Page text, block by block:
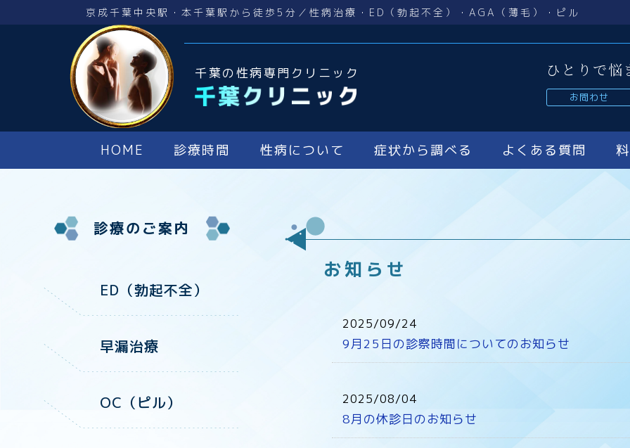
京成千葉中央駅・本千葉駅から徒歩5分／性病治療・ED（勃起不全）・AGA（薄毛）・ピル
千葉の性病専門クリニック ひとりで
お問わせ
HOME 診療時間 性病について 症状から調べる よくある質問
お知らせ
2025/09/24
9月25日の診察時間についてのお知らせ
2025/08/04
8月の休診日のお知らせ
診療のご案内
ED（勃起不全）
早漏治療
OC（ピル）